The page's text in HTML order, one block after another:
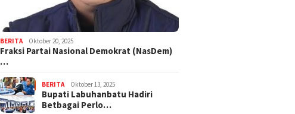
BERITA Oktober 20, 2025
Fraksi Partai Nasional Demokrat (NasDem)
…
BERITA Oktober 13, 2025
Bupati Labuhanbatu Hadiri
Betbagai Perlo…